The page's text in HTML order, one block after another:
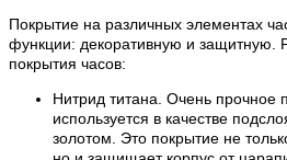
Покрытие на различных элементах
функции: декоративную и защитную.
покрытия часов:
Нитрид титана. Очень прочное
используется в качестве
золотом. Это покрытие не